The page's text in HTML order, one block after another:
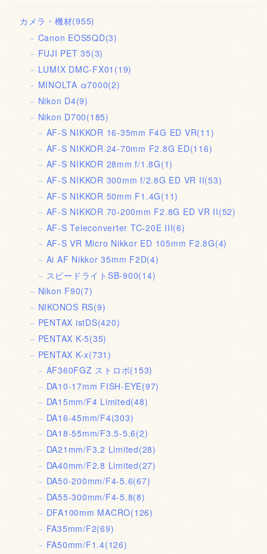
カメラ・機材(955)
Canon EOS5QD(3)
FUJI PET 35(3)
LUMIX DMC-FX01 (19)
MINOLTA α7000(2)
Nikon D4(9)
Nikon D700(185)
AF-S NIKKOR 16-35mm F4G ED VR(11)
AF-S NIKKOR 24-70mm F2.8G ED(116)
AF-S NIKKOR 28mm f/1.8G(1)
AF-S NIKKOR 300mm f/2.8G ED VR II(53)
AF-S NIKKOR 50mm F1.4G(11)
AF-S NIKKOR 70-200mm F2.8G ED VR II(52)
AF-S Teleconverter TC-20E III(6)
AF-S VR Micro Nikkor ED 105mm F2.8G(4)
Ai AF Nikkor 35mm F2D(4)
スピードライトSB-900(14)
Nikon F90(7)
NIKONOS RS(9)
PENTAX istDS(420)
PENTAX K-5(35)
PENTAX K-x(731)
AF360FGZ ストロボ(153)
DA10-17mm FISH-EYE(97)
DA15mm/F4 Limited(48)
DA16-45mm/F4(303)
DA18-55mm/F3.5-5.6(2)
DA21mm/F3.2 Limited(28)
DA40mm/F2.8 Limited(27)
DA50-200mm/F4-5.6(67)
DA55-300mm/F4-5.8(8)
DFA100mm MACRO(126)
FA35mm/F2(69)
FA50mm/F1.4(126)